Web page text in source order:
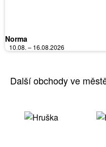
Norma
10.08. – 16.08.2026
Další obchody ve